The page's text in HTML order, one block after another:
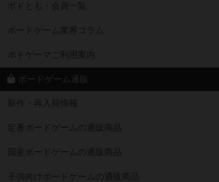
ボドとも・会員一覧
ボードゲーム業界コラム
ボドゲーマご利用案内
ボードゲーム通販
新作・再入荷情報
定番ボードゲームの通販商品
国産ボードゲームの通販商品
子供向けボードゲームの通販商品